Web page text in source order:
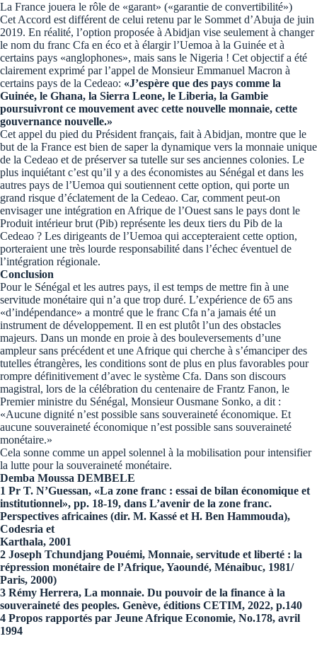
La France jouera le rôle de «garant» («garantie de convertibilité»)
Cet Accord est différent de celui retenu par le Sommet d’Abuja de juin
2019. En réalité, l’option proposée à Abidjan vise seulement à changer
le nom du franc Cfa en éco et à élargir l’Uemoa à la Guinée et à
certains pays «anglophones», mais sans le Nigeria ! Cet objectif a été
clairement exprimé par l’appel de Monsieur Emmanuel Macron à
certains pays de la Cedeao: «J’espère que des pays comme la
Guinée, le Ghana, la Sierra Leone, le Liberia, la Gambie
poursuivront ce mouvement avec cette nouvelle monnaie, cette
gouvernance nouvelle.»
Cet appel du pied du Président français, fait à Abidjan, montre que le
but de la France est bien de saper la dynamique vers la monnaie unique
de la Cedeao et de préserver sa tutelle sur ses anciennes colonies. Le
plus inquiétant c’est qu’il y a des économistes au Sénégal et dans les
autres pays de l’Uemoa qui soutiennent cette option, qui porte un
grand risque d’éclatement de la Cedeao. Car, comment peut-on
envisager une intégration en Afrique de l’Ouest sans le pays dont le
Produit intérieur brut (Pib) représente les deux tiers du Pib de la
Cedeao ? Les dirigeants de l’Uemoa qui accepteraient cette option,
porteraient une très lourde responsabilité dans l’échec éventuel de
l’intégration régionale.
Conclusion
Pour le Sénégal et les autres pays, il est temps de mettre fin à une
servitude monétaire qui n’a que trop duré. L’expérience de 65 ans
«d’indépendance» a montré que le franc Cfa n’a jamais été un
instrument de développement. Il en est plutôt l’un des obstacles
majeurs. Dans un monde en proie à des bouleversements d’une
ampleur sans précédent et une Afrique qui cherche à s’émanciper des
tutelles étrangères, les conditions sont de plus en plus favorables pour
rompre définitivement d’avec le système Cfa. Dans son discours
magistral, lors de la célébration du centenaire de Frantz Fanon, le
Premier ministre du Sénégal, Monsieur Ousmane Sonko, a dit :
«Aucune dignité n’est possible sans souveraineté économique. Et
aucune souveraineté économique n’est possible sans souveraineté
monétaire.»
Cela sonne comme un appel solennel à la mobilisation pour intensifier
la lutte pour la souveraineté monétaire.
Demba Moussa DEMBELE
1 Pr T. N’Guessan, «La zone franc : essai de bilan économique et
institutionnel», pp. 18-19, dans L’avenir de la zone franc.
Perspectives africaines (dir. M. Kassé et H. Ben Hammouda),
Codesria et
Karthala, 2001
2 Joseph Tchundjang Pouémi, Monnaie, servitude et liberté : la
répression monétaire de l’Afrique, Yaoundé, Ménaibuc, 1981/
Paris, 2000)
3 Rémy Herrera, La monnaie. Du pouvoir de la finance à la
souveraineté des peoples. Genève, éditions CETIM, 2022, p.140
4 Propos rapportés par Jeune Afrique Economie, No.178, avril
1994